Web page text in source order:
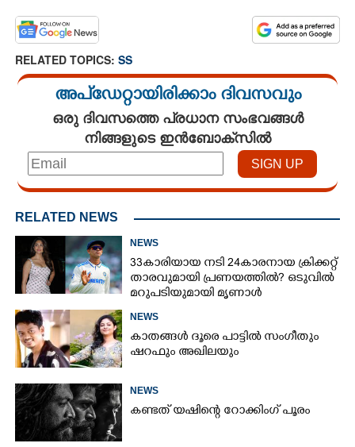
RELATED TOPICS: SS
അപ്ഡേറ്റായിരിക്കാം ദിവസവും
ഒരു ദിവസത്തെ പ്രധാന സംഭവങ്ങൾ
നിങ്ങളുടെ ഇൻബോക്സിൽ
RELATED NEWS
NEWS
33കാരിയായ നടി 24കാരനായ ക്രിക്കറ്റ്
താരവുമായി പ്രണയത്തിൽ? ഒടുവിൽ
മറുപടിയുമായി മൃണാൾ
NEWS
കാതങ്ങൾ ദൂരെ പാട്ടിൽ സംഗീതും
ഷറഫും അഖിലയും
NEWS
കണ്ടത് യഷിന്റെ റോക്കിംഗ് പൂരം